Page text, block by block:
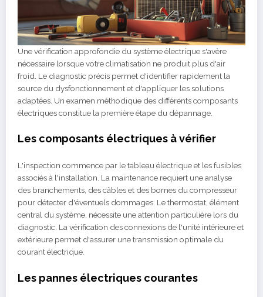
Une vérification approfondie du système électrique s'avère
nécessaire lorsque votre climatisation ne produit plus d'air
froid. Le diagnostic précis permet d'identifier rapidement la
source du dysfonctionnement et d'appliquer les solutions
adaptées. Un examen méthodique des différents composants
électriques constitue la première étape du dépannage.
Les composants électriques à vérifier
L'inspection commence par le tableau électrique et les fusibles
associés à l'installation. La maintenance requiert une analyse
des branchements, des câbles et des bornes du compresseur
pour détecter d'éventuels dommages. Le thermostat, élément
central du système, nécessite une attention particulière lors du
diagnostic. La vérification des connexions de l'unité intérieure et
extérieure permet d'assurer une transmission optimale du
courant électrique.
Les pannes électriques courantes